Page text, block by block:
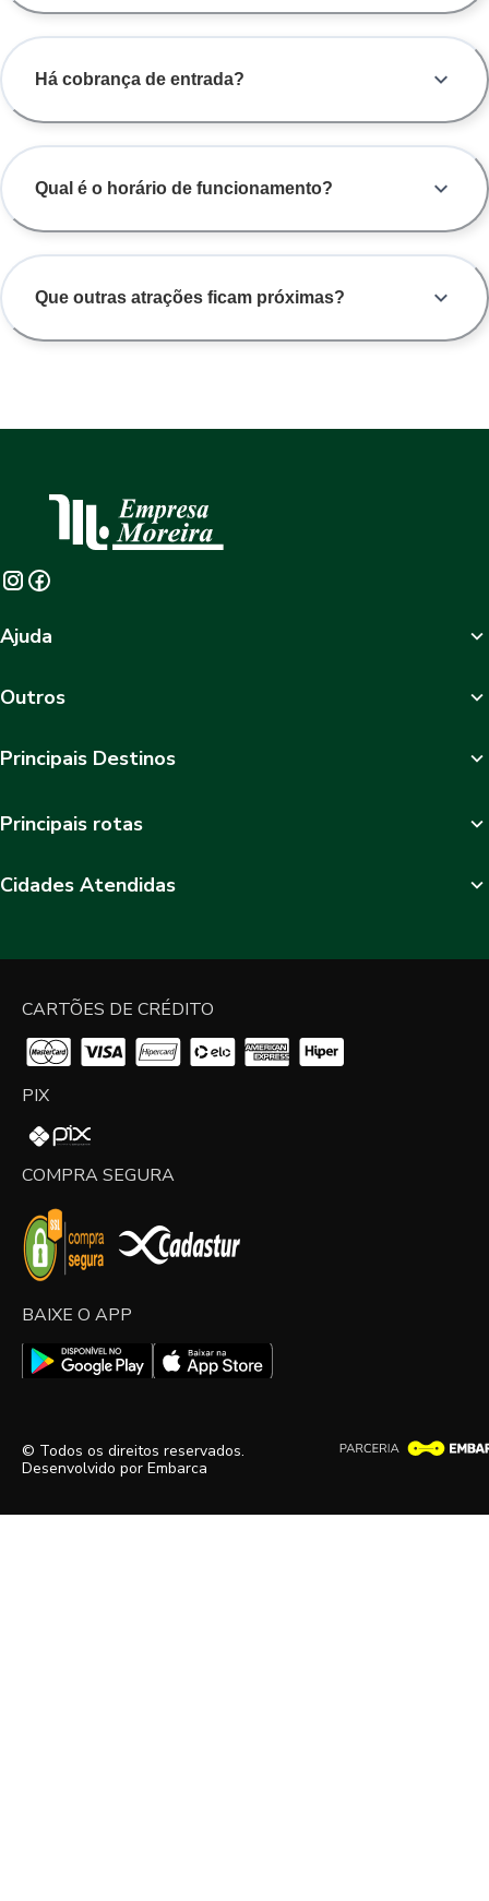
Há cobrança de entrada?
Qual é o horário de funcionamento?
Que outras atrações ficam próximas?
Ajuda
Outros
Principais Destinos
Principais rotas
Cidades Atendidas
CARTÕES DE CRÉDITO
PIX
COMPRA SEGURA
BAIXE O APP
© Todos os direitos reservados.
Desenvolvido por Embarca